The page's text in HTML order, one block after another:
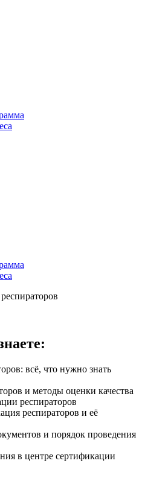
всё, что нужно знать
и методы оценки качества
респираторов
респираторов и её
и порядок проведения
в центре сертификации